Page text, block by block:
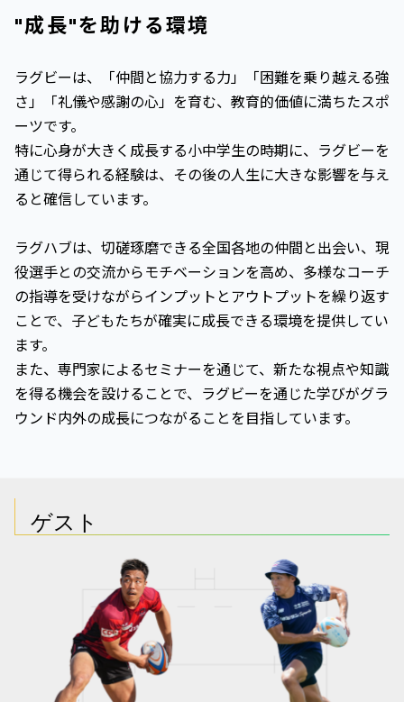
"成長"を助ける環境
ラグビーは、「仲間と協力する力」「困難を乗り越える強
さ」「礼儀や感謝の心」を育む、教育的価値に満ちたスポ
ーツです。
特に心身が大きく成長する小中学生の時期に、ラグビーを
通じて得られる経験は、その後の人生に大きな影響を与え
ると確信しています。
ラグハブは、切磋琢磨できる全国各地の仲間と出会い、現
役選手との交流からモチベーションを高め、多様なコーチ
の指導を受けながらインプットとアウトプットを繰り返す
ことで、子どもたちが確実に成長できる環境を提供してい
ます。
また、専門家によるセミナーを通じて、新たな視点や知識
を得る機会を設けることで、ラグビーを通じた学びがグラ
ウンド内外の成長につながることを目指しています。
ゲスト